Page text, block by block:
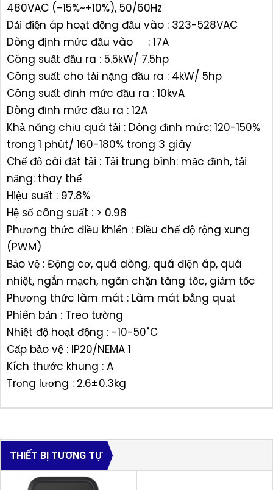
480VAC (-15%~+10%), 50/60Hz
Dải điện áp hoạt động đầu vào : 323-528VAC
Dòng định mức đầu vào : 17A
Công suất đầu ra : 5.5kW/ 7.5hp
Công suất cho tải nặng đầu ra : 4kW/ 5hp
Công suất định mức đầu ra : 10kvA
Dòng định mức đầu ra : 12A
Khả năng chịu quá tải : Dòng định mức: 120-150%
trong 1 phút/ 160-180% trong 3 giây
Chế độ cài đặt tải : Tải trung bình: mặc định, tải
nặng: thay thế
Hiệu suất : 97.8%
Hệ số công suất : > 0.98
Phương thức điều khiển : Điều chế độ rộng xung
(PWM)
Bảo vệ : Động cơ, quá dòng, quá điện áp, quá
nhiệt, ngắn mạch, ngăn chặn tăng tốc, giảm tốc
Phương thức làm mát : Làm mát bằng quạt
Phiên bản : Treo tường
Nhiệt độ hoạt động : -10-50˚C
Cấp bảo vệ : IP20/NEMA 1
Kích thước khung : A
Trọng lượng : 2.6±0.3kg
THIẾT BỊ TƯƠNG TỰ